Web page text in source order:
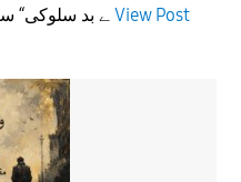
View Post